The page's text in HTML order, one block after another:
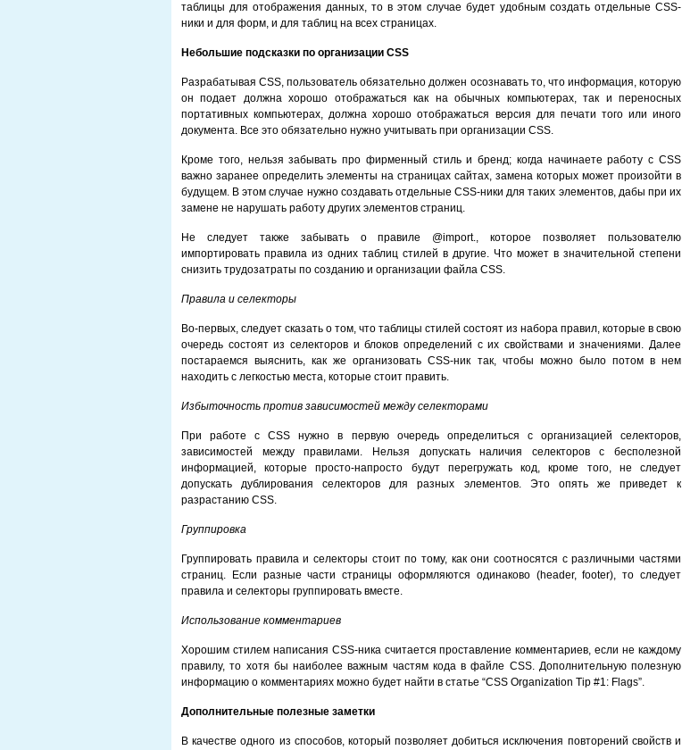
таблицы для отображения данных, то в этом случае будет удобным создать отдельные CSS-
ники и для форм, и для таблиц на всех страницах.
Небольшие подсказки по организации CSS
Разрабатывая CSS, пользователь обязательно должен осознавать то, что информация, которую
он подает должна хорошо отображаться как на обычных компьютерах, так и переносных
портативных компьютерах, должна хорошо отображаться версия для печати того или иного
документа. Все это обязательно нужно учитывать при организации CSS.
Кроме того, нельзя забывать про фирменный стиль и бренд; когда начинаете работу с CSS
важно заранее определить элементы на страницах сайтах, замена которых может произойти в
будущем. В этом случае нужно создавать отдельные CSS-ники для таких элементов, дабы при их
замене не нарушать работу других элементов страниц.
Не следует также забывать о правиле @import., которое позволяет пользователю
импортировать правила из одних таблиц стилей в другие. Что может в значительной степени
снизить трудозатраты по созданию и организации файла CSS.
Правила и селекторы
Во-первых, следует сказать о том, что таблицы стилей состоят из набора правил, которые в свою
очередь состоят из селекторов и блоков определений с их свойствами и значениями. Далее
постараемся выяснить, как же организовать CSS-ник так, чтобы можно было потом в нем
находить с легкостью места, которые стоит править.
Избыточность против зависимостей между селекторами
При работе с CSS нужно в первую очередь определиться с организацией селекторов,
зависимостей между правилами. Нельзя допускать наличия селекторов с бесполезной
информацией, которые просто-напросто будут перегружать код, кроме того, не следует
допускать дублирования селекторов для разных элементов. Это опять же приведет к
разрастанию CSS.
Группировка
Группировать правила и селекторы стоит по тому, как они соотносятся с различными частями
страниц. Если разные части страницы оформляются одинаково (header, footer), то следует
правила и селекторы группировать вместе.
Использование комментариев
Хорошим стилем написания CSS-ника считается проставление комментариев, если не каждому
правилу, то хотя бы наиболее важным частям кода в файле CSS. Дополнительную полезную
информацию о комментариях можно будет найти в статье “CSS Organization Tip #1: Flags”.
Дополнительные полезные заметки
В качестве одного из способов, который позволяет добиться исключения повторений свойств и